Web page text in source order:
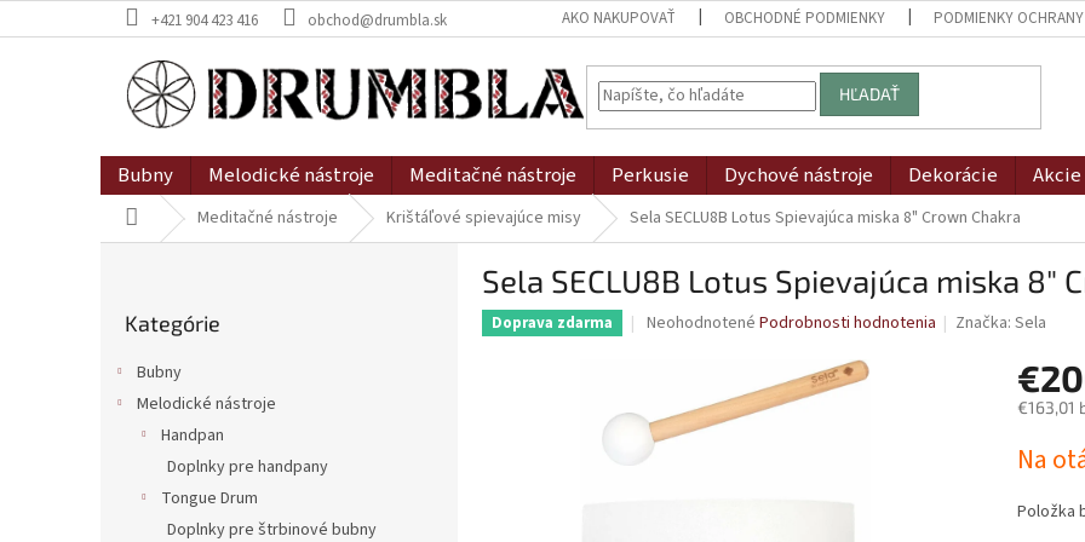
na
+421 904 423 416 obchod@drumbla.sk AKO NAKUPOVAŤ OBCHODNÉ PODMIENKY PODMIENKY OCHRANY
HĽADAŤ
Bubny Melodické nástroje Meditačné nástroje Perkusie Dychové nástroje Dekorácie Akcie
DomovMeditačné nástroje Krištáľové spievajúce misy Sela SECLU8B Lotus Spievajúca miska 8" Crown Chakra
kategórie
Kategórie
Bubny
Melodické nástroje
Handpan
Doplnky pre handpany
Tongue Drum
Doplnky pre štrbinové bubny
Sela SECLU8B Lotus Spievajúca miska 8"
Doprava zdarma
Priemerné
0,0
z
5
Neohodnotené Podrobnosti hodnotenia Značka:Sela
€163,01
cena:
Na
Položka